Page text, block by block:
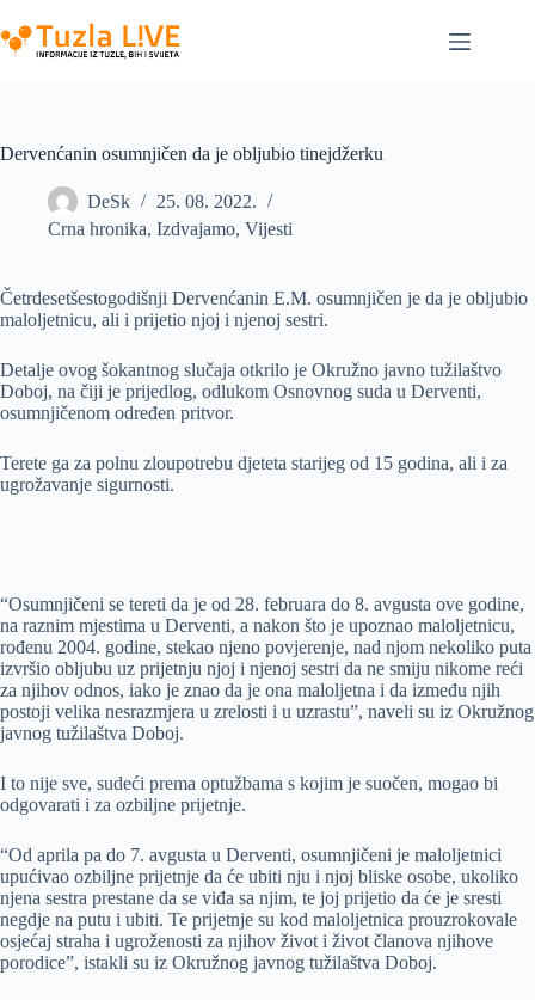
to
content
Dervenćanin osumnjičen da je obljubio tinejdžerku
DeSk
25. 08. 2022.
Crna hronika, Izdvajamo, Vijesti
Četrdesetšestogodišnji Dervenćanin E.M. osumnjičen je da je obljubio
maloljetnicu, ali i prijetio njoj i njenoj sestri.
Detalje ovog šokantnog slučaja otkrilo je Okružno javno tužilaštvo
Doboj, na čiji je prijedlog, odlukom Osnovnog suda u Derventi,
osumnjičenom određen pritvor.
Terete ga za polnu zloupotrebu djeteta starijeg od 15 godina, ali i za
ugrožavanje sigurnosti.
“Osumnjičeni se tereti da je od 28. februara do 8. avgusta ove godine,
na raznim mjestima u Derventi, a nakon što je upoznao maloljetnicu,
rođenu 2004. godine, stekao njeno povjerenje, nad njom nekoliko puta
izvršio obljubu uz prijetnju njoj i njenoj sestri da ne smiju nikome reći
za njihov odnos, iako je znao da je ona maloljetna i da između njih
postoji velika nesrazmjera u zrelosti i u uzrastu”, naveli su iz Okružnog
javnog tužilaštva Doboj.
I to nije sve, sudeći prema optužbama s kojim je suočen, mogao bi
odgovarati i za ozbiljne prijetnje.
“Od aprila pa do 7. avgusta u Derventi, osumnjičeni je maloljetnici
upućivao ozbiljne prijetnje da će ubiti nju i njoj bliske osobe, ukoliko
njena sestra prestane da se viđa sa njim, te joj prijetio da će je sresti
negdje na putu i ubiti. Te prijetnje su kod maloljetnica prouzrokovale
osjećaj straha i ugroženosti za njihov život i život članova njihove
porodice”, istakli su iz Okružnog javnog tužilaštva Doboj.